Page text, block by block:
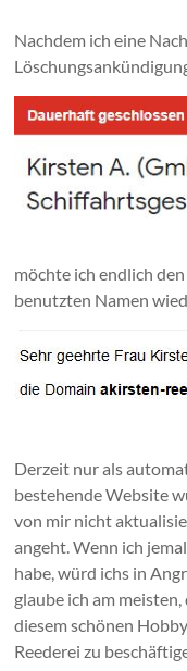
Nachdem ich eine
möchte ich endlich
benutzten Namen
Derzeit nur als
bestehende Website
von mir nicht
angeht. Wenn ich
habe, würd ichs in
glaube ich am
diesem schönen
Reederei zu